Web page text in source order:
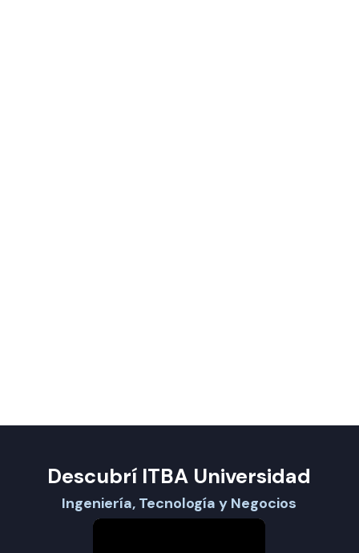
Descubrí ITBA Universidad
Ingeniería, Tecnología y Negocios